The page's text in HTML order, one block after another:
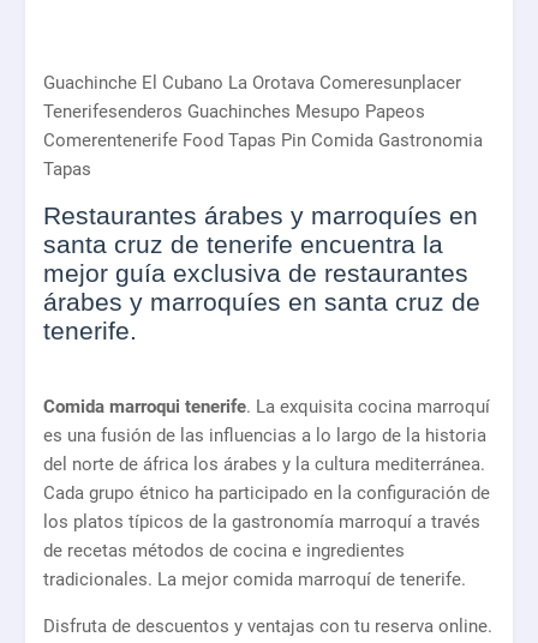
Guachinche El Cubano La Orotava Comeresunplacer
Tenerifesenderos Guachinches Mesupo Papeos
Comerentenerife Food Tapas Pin Comida Gastronomia
Tapas
Restaurantes árabes y marroquíes en
santa cruz de tenerife encuentra la
mejor guía exclusiva de restaurantes
árabes y marroquíes en santa cruz de
tenerife.
Comida marroqui tenerife. La exquisita cocina marroquí
es una fusión de las influencias a lo largo de la historia
del norte de áfrica los árabes y la cultura mediterránea.
Cada grupo étnico ha participado en la configuración de
los platos típicos de la gastronomía marroquí a través
de recetas métodos de cocina e ingredientes
tradicionales. La mejor comida marroquí de tenerife.
Disfruta de descuentos y ventajas con tu reserva online.